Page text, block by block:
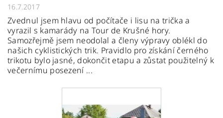
16.7.2017
Zvednul jsem hlavu od počítače i lisu na trička a
vyrazil s kamarády na Tour de Krušné hory.
Samozřejmě jsem neodolal a členy výpravy oblékl do
našich cyklistických trik. Pravidlo pro získání černého
trikotu bylo jasné, dokončit etapu a zůstat použitelný k
večernímu posezení ...